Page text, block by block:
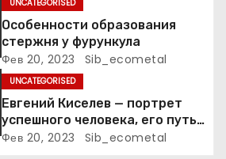
UNCATEGORISED
Особенности образования
стержня у фурункула
Фев 20, 2023 Sib_ecometal
UNCATEGORISED
Евгений Киселев — портрет
успешного человека, его путь
к славе и личное счастье
Фев 20, 2023 Sib_ecometal